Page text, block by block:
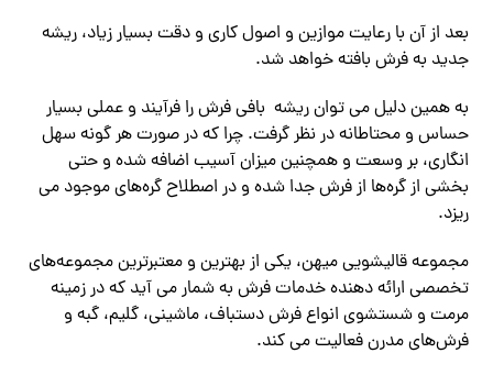
بعد از آن با رعایت موازین و اصول کاری و دقت بسیار زیاد، ریشه
جدید به فرش بافته خواهد شد.
به همین دلیل می ‌توان ریشه بافی فرش را فرآیند و عملی بسیار
حساس و محتاطانه در نظر گرفت. چرا که در صورت هر گونه سهل
انگاری، بر وسعت و همچنین میزان آسیب اضافه شده و حتی
بخشی از گره‌ها از فرش جدا شده و در اصطلاح گره‌های موجود می‌
ریزد.
مجموعه قالیشویی میهن، یکی از بهترین و معتبرترین مجموعه‌های
تخصصی ارائه دهنده خدمات فرش به شمار می‌ آید که در زمینه
مرمت و شستشوی انواع فرش دستباف، ماشینی، گلیم، گبه و
فرش‌های مدرن فعالیت می کند.